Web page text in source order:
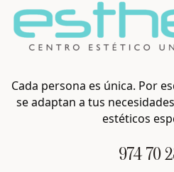
Cada persona es única. Por
se adaptan a tus
estéticos
974 70